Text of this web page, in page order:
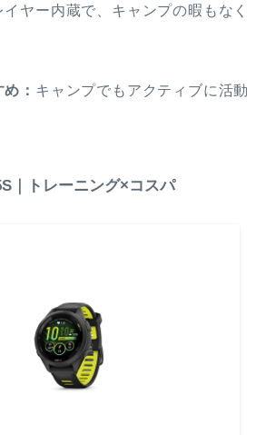
イヤー内蔵で、キャンプの暇もなく
： キャンプでもアクティブに活動
｜トレーニング×コスパ